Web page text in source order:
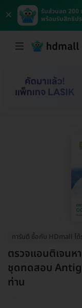
×
รับส่วนลด 200
พร้อมรับสิทธิปร
การันตี ซื้อกับ HDmall ได้
ตรวจแอนติเจนห
ชุดทดสอบ
ท่าน